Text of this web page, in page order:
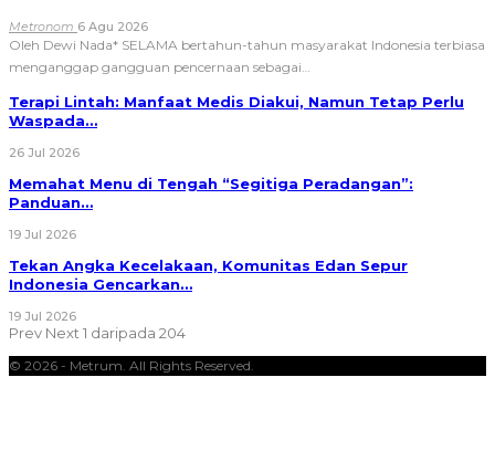
Metronom 6 Agu 2026
Oleh Dewi Nada* SELAMA bertahun-tahun masyarakat Indonesia terbiasa
menganggap gangguan pencernaan sebagai…
Terapi Lintah: Manfaat Medis Diakui, Namun Tetap Perlu
Waspada…
26 Jul 2026
Memahat Menu di Tengah “Segitiga Peradangan”:
Panduan…
19 Jul 2026
Tekan Angka Kecelakaan, Komunitas Edan Sepur
Indonesia Gencarkan…
19 Jul 2026
Prev Next1 daripada 204
© 2026 - Metrum. All Rights Reserved.